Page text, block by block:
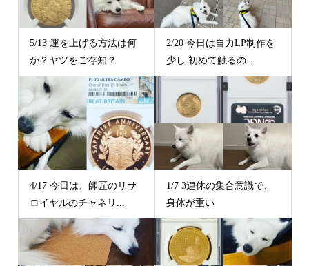
5/13 運を上げる方法は何
か？ヤツをご存知？
2/20 今日は自力LP制作を
少し 初めて触るの...
4/17 今日は、師匠のリサ
ロイヤルのチャネリ...
1/7 3連休の集合意識で、
身体が重い